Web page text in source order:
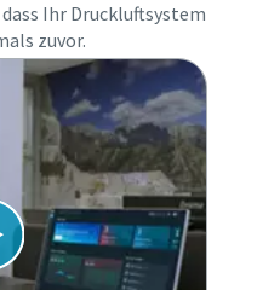
Ihr Druckluftsystem
zuvor.